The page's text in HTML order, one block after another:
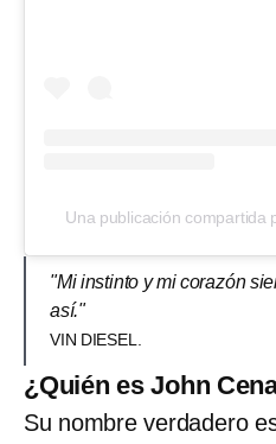
Una publicación compartida
"Mi instinto y mi corazón
así."
VIN DIESEL.
¿Quién es John
Su nombre verdadero